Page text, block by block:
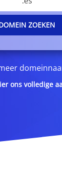
ZOEKEN
ons volledige